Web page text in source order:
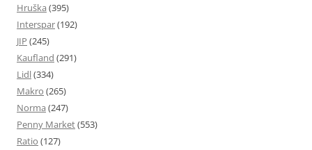
Hruška (395)
Interspar(192)
JIP (245)
Kaufland (291)
Lidl(334)
Makro (265)
Norma (247)
Penny Market(553)
Ratio (127)